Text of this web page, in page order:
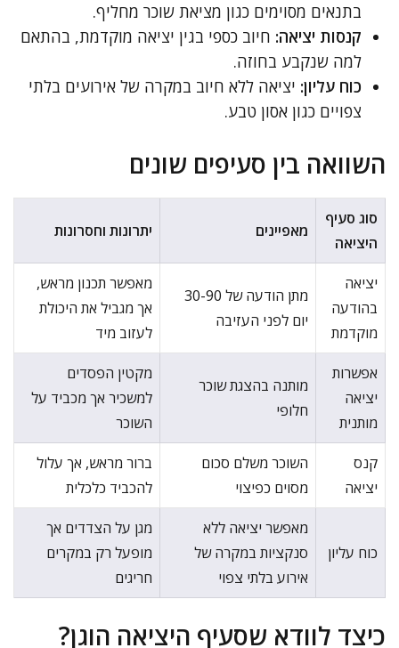
בתנאים מסוימים כגון מציאת שוכר מחליף.
קנסות יציאה: חיוב כספי בגין יציאה מוקדמת, בהתאם
למה שנקבע בחוזה.
כוח עליון: יציאה ללא חיוב במקרה של אירועים בלתי
צפויים כגון אסון טבע.
השוואה בין סעיפים שונים
סוג סעיף
היציאה
מאפיינים יתרונות וחסרונות
יציאה
בהודעה
מוקדמת
מתן הודעה של 30-90
יום לפני העזיבה
מאפשר תכנון מראש,
אך מגביל את היכולת
לעזוב מיד
אפשרות
יציאה
מותנית
מותנה בהצגת שוכר
חלופי
מקטין הפסדים
למשכיר אך מכביד על
השוכר
קנס
יציאה
השוכר משלם סכום
מסוים כפיצוי
ברור מראש, אך עלול
להכביד כלכלית
כוח עליון
מאפשר יציאה ללא
סנקציות במקרה של
אירוע בלתי צפוי
מגן על הצדדים אך
מופעל רק במקרים
חריגים
כיצד לוודא שסעיף היציאה הוגן?